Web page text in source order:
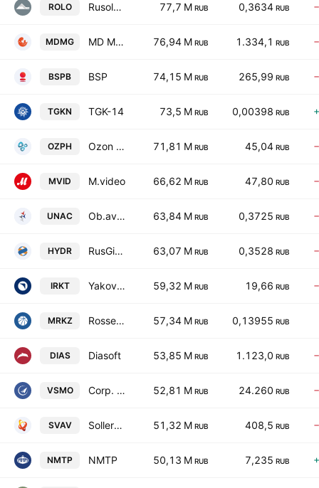
ROLO Rusolovo PAO 77,7 M RUB 0,3634 RUB
MDMG MD Medical Group IPJSC 76,94 M RUB 1.334,1 RUB
BSPB BSP 74,15 M RUB 265,99 RUB
TGKN TGK-14 73,5 M RUB 0,00398 RUB
OZPH Ozon Pharmaceuticals 71,81 M RUB 45,04 RUB
MVID M.video 66,62 M RUB 47,80 RUB
UNAC Ob.aviastroitelnaya korp. 63,84 M RUB 0,3725 RUB
HYDR RusGidro 63,07 M RUB 0,3528 RUB
IRKT Yakovlev-3 59,32 M RUB 19,66 RUB
MRKZ Rosseti Severo-Zapad 57,34 M RUB 0,13955 RUB
DIAS Diasoft 53,85 M RUB 1.123,0 RUB
VSMO Corp. VSMPO-AVISMA 52,81 M RUB 24.260 RUB
SVAV Sollers Avto 51,32 M RUB 408,5 RUB
NMTP NMTP 50,13 M RUB 7,235 RUB